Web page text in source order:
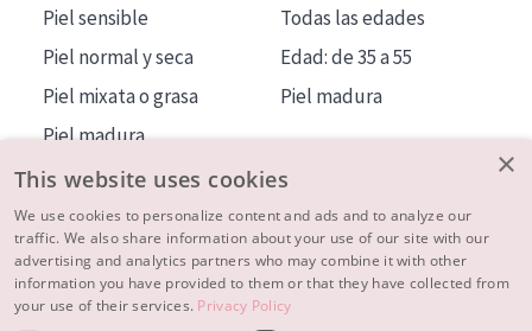
Piel sensible
Piel normal y seca
Piel mixata o grasa
Piel madura
Piel expuesta al sol
Piel menopáusica
Todas las edades
Edad: de 35 a 55
Piel madura
MÁS SOBRE NOSOTROS
INSPIRACIÓN
×
This website uses cookies
We use cookies to personalize content and ads and to analyze our
traffic. We also share information about your use of our site with our
advertising and analytics partners who may combine it with other
information you have provided to them or that they have collected from
your use of their services. Privacy Policy